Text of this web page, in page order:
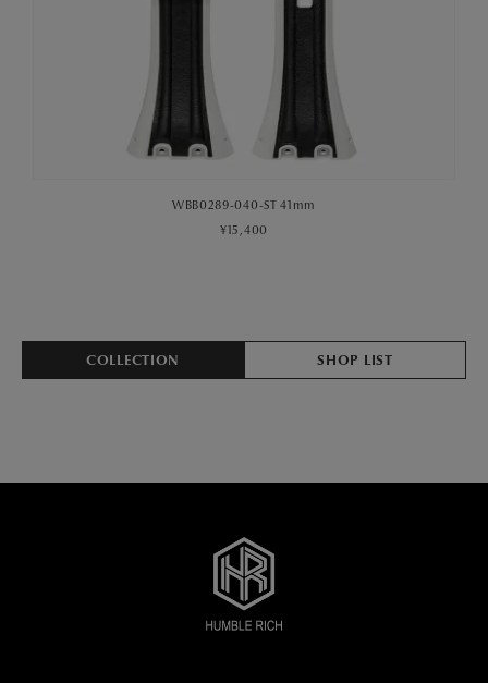
WBB0289-040-ST 41mm
¥15,400
COLLECTION SHOP LIST